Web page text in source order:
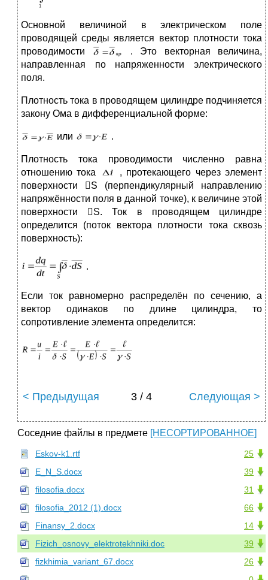
Основной величиной в электрическом поле
проводящей среды является вектор плотности тока
проводимости
. Это векторная величина,
направленная по напряженности электрического
поля.
Плотность тока в проводящем цилиндре подчиняется
закону Ома в дифференциальной форме:
или .
Плотность тока проводимости численно равна
отношению тока
, протекающего через элемент
поверхности S (перпендикулярный направлению
напряжённости поля в данной точке), к величине этой
поверхности S. Ток в проводящем цилиндре
определится (поток вектора плотности тока сквозь
поверхность):
.
Если ток равномерно распределён по сечению, а
вектор одинаков по длине цилиндра, то
сопротивление элемента определится:
< Предыдущая 3 / 4 Следующая >
Соседние файлы в предмете [НЕСОРТИРОВАННОЕ]
25
Eskov-k1.rtf
39
E_N_S.docx
31
filosofia.docx
66
filosofia_2012 (1).docx
14
Finansy_2.docx
39
Fizich_osnovy_elektrotekhniki.doc
26
fizkhimia_variant_67.docx